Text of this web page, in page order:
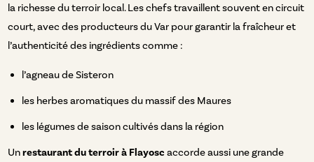
la richesse du terroir local. Les chefs travaillent souvent en circuit
court, avec des producteurs du Var pour garantir la fraîcheur et
l’authenticité des ingrédients comme :
l’agneau de Sisteron
les herbes aromatiques du massif des Maures
les légumes de saison cultivés dans la région
Unrestaurant du terroir à Flayoscaccorde aussi une grande